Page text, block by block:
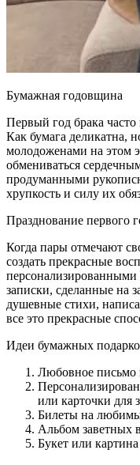
Бумажная годовщина
Первый год брака
Как бумага деликатна,
молодоженами на этом
обмениваться
продуманными
хрупкость и силу их
Празднование первого
Когда пары отмечают
создать прекрасные
записки, сделанные на
душевные стихи,
все это прекрасные
Идеи бумажных
Любовное письмо
или карточки для
Билеты на
Альбом заветных
Букет или